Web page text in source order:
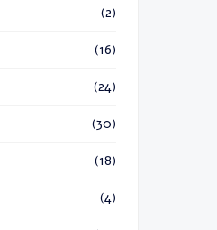
(2)
(16)
(24)
(30)
(18)
(4)